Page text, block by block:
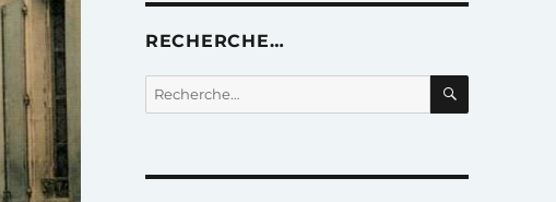
RECHERCHE…
Recherche
pour :